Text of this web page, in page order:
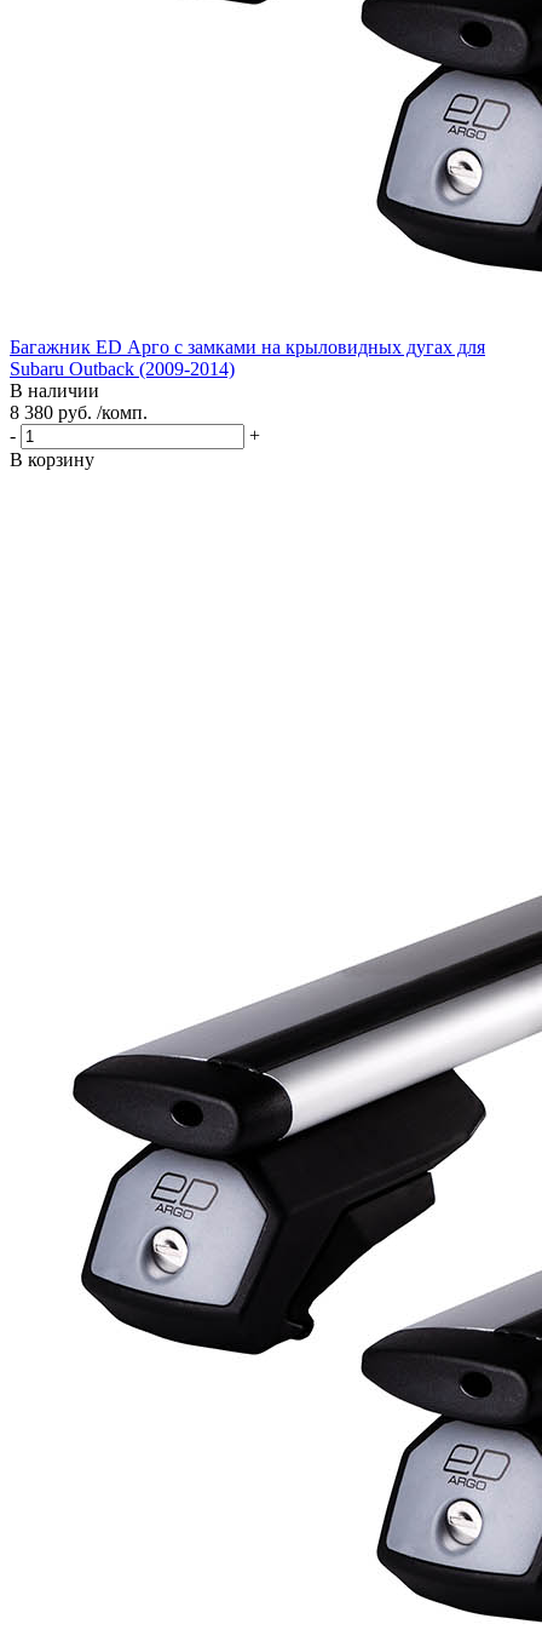
Багажник ED Арго с замками на крыловидных дугах для
Subaru Outback (2009-2014)
В наличии
8 380 руб. /комп.
-
+
В корзину